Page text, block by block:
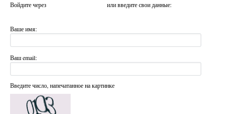
Войдите через или введите свои данные:
Ваше имя:
Ваш email:
Введите число, напечатанное на картинке